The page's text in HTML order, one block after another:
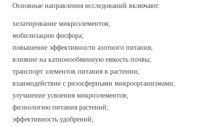
Основные направления исследований включают:
хелатирование микроэлементов;
мобилизацию фосфора;
повышение эффективности азотного питания;
влияние на катионообменную емкость почвы;
транспорт элементов питания в растении;
взаимодействие с ризосферными микроорганизмами;
улучшение усвоения микроэлементов;
физиологию питания растений;
эффективность удобрений;